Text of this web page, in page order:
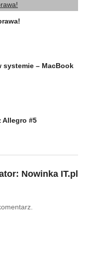
systemie – MacBook
Allegro #5
Nowinka IT.pl